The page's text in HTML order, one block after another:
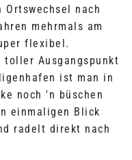
Ortswechsel nach
mehrmals am
flexibel.
toller Ausgangspunkt
ist man in
noch 'n büschen
einmaligen Blick
radelt direkt nach